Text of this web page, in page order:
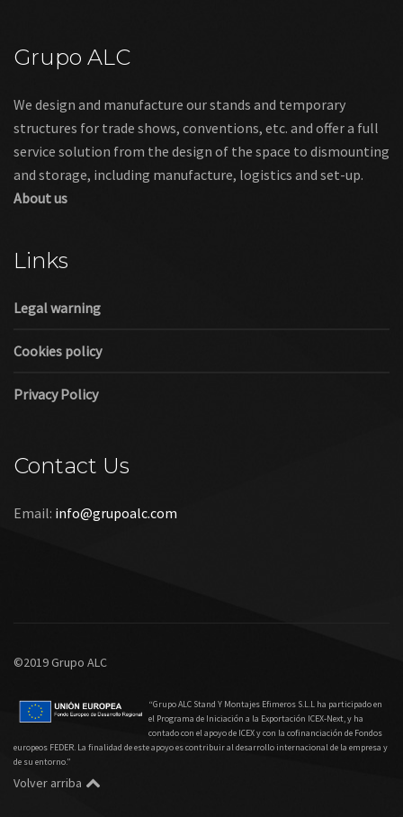
Grupo ALC
We design and manufacture our stands and temporary
structures for trade shows, conventions, etc. and offer a full
service solution from the design of the space to dismounting
and storage, including manufacture, logistics and set-up.
About us
Links
Legal warning
Cookies policy
Privacy Policy
Contact Us
Email: info@grupoalc.com
©2019 Grupo ALC
“Grupo ALC Stand Y Montajes Efimeros S.L.L ha participado en
el Programa de Iniciación a la Exportación ICEX‐Next, y ha
contado con el apoyo de ICEX y con la cofinanciación de Fondos
europeos FEDER. La finalidad de este apoyo es contribuir al desarrollo internacional de la empresa y
de su entorno.”
Volver arriba